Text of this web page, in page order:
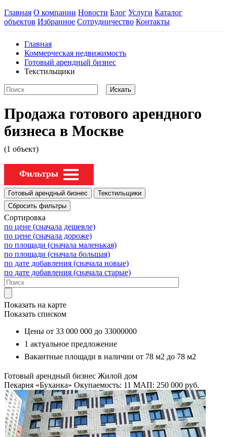
Главная О компании Новости Блог Услуги Каталог
объектов Избранное Сотрудничество Контакты
Главная
Коммерческая недвижимость
Готовый арендный бизнес
Текстильщики
Продажа готового арендного
бизнеса в Москве
(1 объект)
Фильтры
Сортировка
по цене (сначала дешевле)
по цене (сначала дороже)
по площади (сначала маленькая)
по площади (сначала большая)
по дате добавления (сначала новые)
по дате добавления (сначала старые)
Показать на карте
Показать списком
Цены от 33 000 000 до 33000000
1 актуальное предложение
Вакантные площади в наличии от 78 м2 до 78 м2
Готовый арендный бизнес Жилой дом
Пекарня «Буханка» Окупаемость: 11 МАП: 250 000 руб.